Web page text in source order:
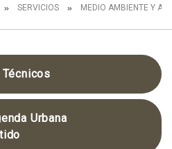
SERVICIOS MEDIO AMBIENTE Y
Urbana